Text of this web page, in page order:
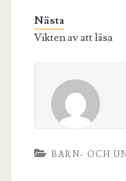
Vikten av att läsa
BARN- OCH